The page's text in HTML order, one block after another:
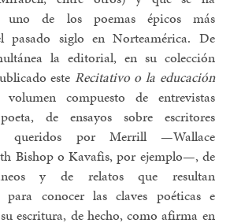
uno de los poemas épicos más
pasado siglo en Norteamérica. De
la editorial, en su colección
este Recitativo o la educación
compuesto de entrevistas
de ensayos sobre escritores
queridos por Merrill —Wallace
Bishop o Kavafis, por ejemplo—, de
y de relatos que resultan
para conocer las claves poéticas e
escritura, de hecho, como afirma en